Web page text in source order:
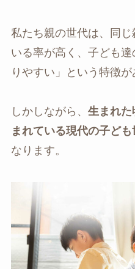
私たち親の世代は、同
いる率が高く、子ども
りやすい」という特徴が
しかしながら、 生まれた
まれている現代の子ども
なります。